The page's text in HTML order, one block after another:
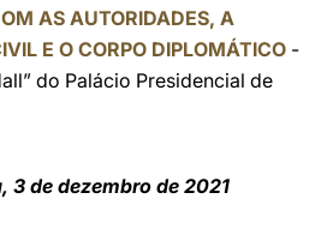
AS AUTORIDADES, A
E O CORPO DIPLOMÁTICO -
do Palácio Presidencial de
3 de dezembro de 2021